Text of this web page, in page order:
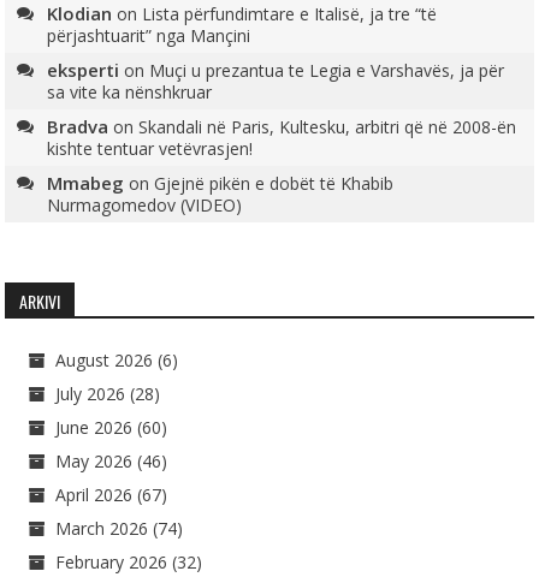
Klodian on Lista përfundimtare e Italisë, ja tre “të
përjashtuarit” nga Mançini
eksperti on Muçi u prezantua te Legia e Varshavës, ja për
sa vite ka nënshkruar
Bradva onSkandali në Paris, Kultesku, arbitri që në 2008-ën
kishte tentuar vetëvrasjen!
Mmabeg onGjejnë pikën e dobët të Khabib
Nurmagomedov (VIDEO)
ARKIVI
August 2026 (6)
July 2026 (28)
June 2026 (60)
May 2026 (46)
April 2026 (67)
March 2026 (74)
February 2026 (32)